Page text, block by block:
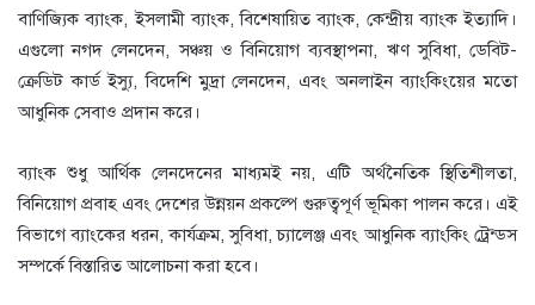
বাণিজ্যিক ব্যাংক, ইসলামী ব্যাংক, বিশেষায়িত ব্যাংক, কেন্দ্রীয় ব্যাংক ইত্যাদি।
এগুলো নগদ লেনদেন, সঞ্চয় ও বিনিয়োগ ব্যবস্থাপনা, ঋণ সুবিধা, ডেবিট-
ক্রেডিট কার্ড ইস্যু, বিদেশি মুদ্রা লেনদেন, এবং অনলাইন ব্যাংকিংয়ের মতো
আধুনিক সেবাও প্রদান করে।
ব্যাংক শুধু আর্থিক লেনদেনের মাধ্যমই নয়, এটি অর্থনৈতিক স্থিতিশীলতা,
বিনিয়োগ প্রবাহ এবং দেশের উন্নয়ন প্রকল্পে গুরুত্বপূর্ণ ভূমিকা পালন করে। এই
বিভাগে ব্যাংকের ধরন, কার্যক্রম, সুবিধা, চ্যালেঞ্জ এবং আধুনিক ব্যাংকিং ট্রেন্ডস
সম্পর্কে বিস্তারিত আলোচনা করা হবে।